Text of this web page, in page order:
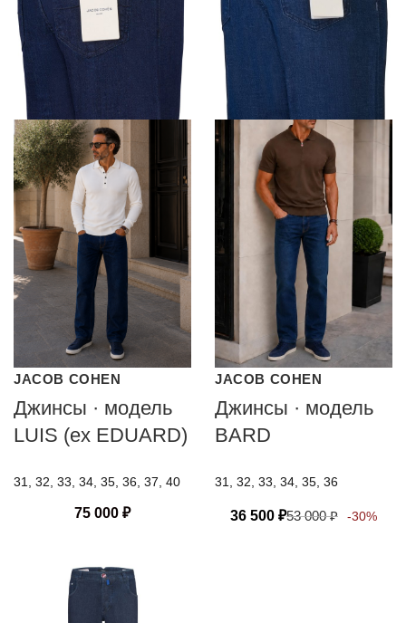
JACOB COHEN
Джинсы · модель
LUIS (ex EDUARD)
31, 32, 33, 34, 35, 36, 37, 40
75 000 ₽
JACOB COHEN
Джинсы · модель
BARD
31, 32, 33, 34, 35, 36
36 500 ₽53 000₽ -30%